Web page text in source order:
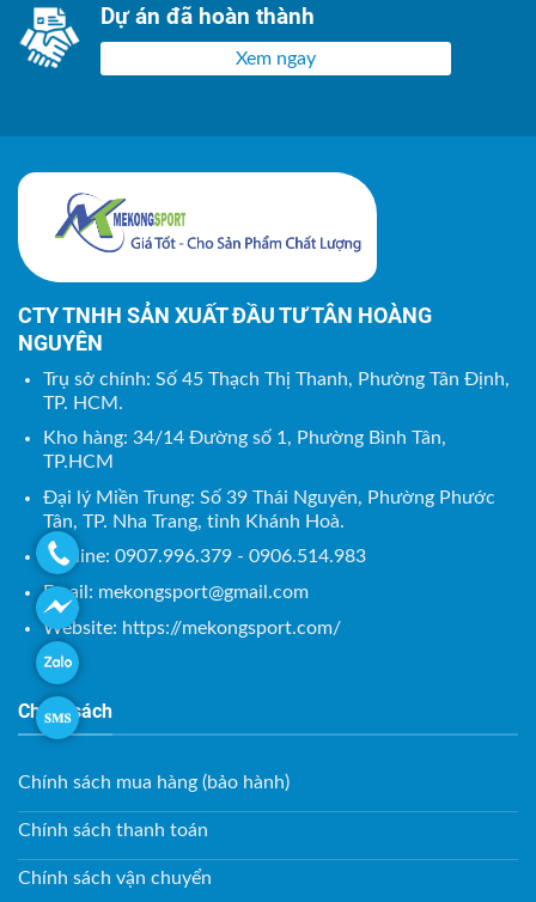
Dự án đã hoàn thành
Xem ngay
CTY TNHH SẢN XUẤT ĐẦU TƯ TÂN HOÀNG
NGUYÊN
Trụ sở chính: Số 45 Thạch Thị Thanh, Phường Tân Định,
TP. HCM.
Kho hàng: 34/14 Đường số 1, Phường Bình Tân,
TP.HCM
Đại lý Miền Trung: Số 39 Thái Nguyên, Phường Phước
Tân, TP. Nha Trang, tỉnh Khánh Hoà.
Hotline: 0907.996.379 - 0906.514.983
Email: mekongsport@gmail.com
Website: https://mekongsport.com/
Chính sách
Chính sách mua hàng (bảo hành)
Chính sách thanh toán
Chính sách vận chuyển